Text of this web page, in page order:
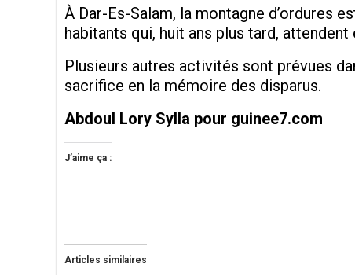
À Dar-Es-Salam, la montagne d’ordures
habitants qui, huit ans plus tard,
Plusieurs autres activités sont prévues
sacrifice en la mémoire des disparus.
Abdoul Lory Sylla pour guinee7.com
J’aime ça :
Articles similaires